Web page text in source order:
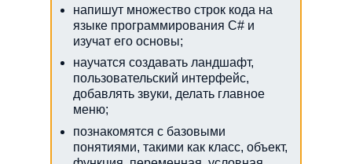
научатся создавать ландшафт,
пользовательский интерфейс,
добавлять звуки, делать главное
меню;
напишут множество строк кода на
языке программирования C# и
изучат его основы;
познакомятся с базовыми
понятиями, такими как класс, объект,